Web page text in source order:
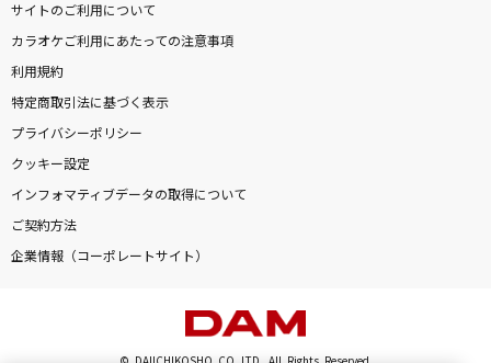
サイトのご利用について
カラオケご利用にあたっての注意事項
利用規約
特定商取引法に基づく表示
プライバシーポリシー
クッキー設定
インフォマティブデータの取得について
ご契約方法
企業情報（コーポレートサイト）
© DAIICHIKOSHO CO.,LTD. All Rights Reserved.